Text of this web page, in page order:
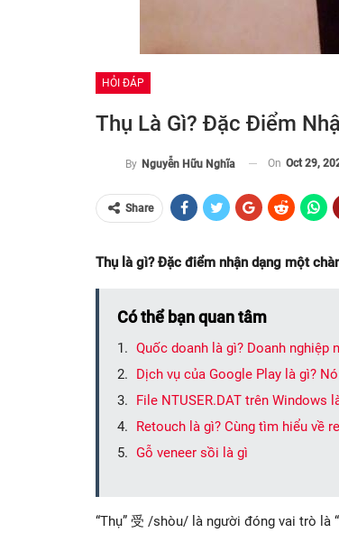
HỎI ĐÁP
Thụ Là Gì? Đặc Điểm
By Nguyễn Hữu Nghĩa On Oct 29,
Share
Thụ là gì? Đặc điểm nhận dạng một
Có thể bạn quan tâm
Quốc doanh là gì? Doanh nghiệp
Dịch vụ của Google Play là gì?
File NTUSER.DAT trên Windows
Retouch là gì? Cùng tìm hiểu về
Gỗ veneer sồi là gì
“Thụ” 受 /shòu/ là người đóng vai trò là